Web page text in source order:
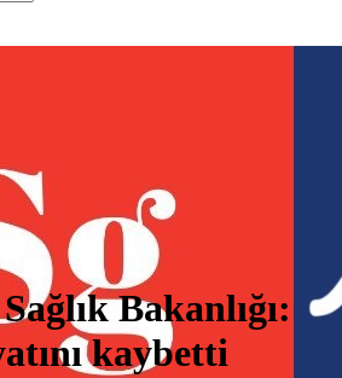
Bakanlığı:
kaybetti